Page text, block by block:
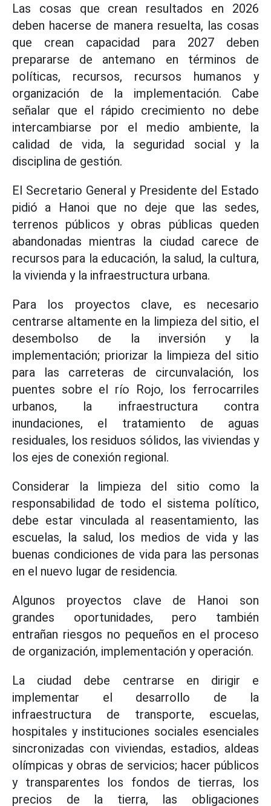
Las cosas que crean resultados en 2026
deben hacerse de manera resuelta, las cosas
que crean capacidad para 2027 deben
prepararse de antemano en términos de
políticas, recursos, recursos humanos y
organización de la implementación. Cabe
señalar que el rápido crecimiento no debe
intercambiarse por el medio ambiente, la
calidad de vida, la seguridad social y la
disciplina de gestión.
El Secretario General y Presidente del Estado
pidió a Hanoi que no deje que las sedes,
terrenos públicos y obras públicas queden
abandonadas mientras la ciudad carece de
recursos para la educación, la salud, la cultura,
la vivienda y la infraestructura urbana.
Para los proyectos clave, es necesario
centrarse altamente en la limpieza del sitio, el
desembolso de la inversión y la
implementación; priorizar la limpieza del sitio
para las carreteras de circunvalación, los
puentes sobre el río Rojo, los ferrocarriles
urbanos, la infraestructura contra
inundaciones, el tratamiento de aguas
residuales, los residuos sólidos, las viviendas y
los ejes de conexión regional.
Considerar la limpieza del sitio como la
responsabilidad de todo el sistema político,
debe estar vinculada al reasentamiento, las
escuelas, la salud, los medios de vida y las
buenas condiciones de vida para las personas
en el nuevo lugar de residencia.
Algunos proyectos clave de Hanoi son
grandes oportunidades, pero también
entrañan riesgos no pequeños en el proceso
de organización, implementación y operación.
La ciudad debe centrarse en dirigir e
implementar el desarrollo de la
infraestructura de transporte, escuelas,
hospitales y instituciones sociales esenciales
sincronizadas con viviendas, estadios, aldeas
olímpicas y obras de servicios; hacer públicos
y transparentes los fondos de tierras, los
precios de la tierra, las obligaciones